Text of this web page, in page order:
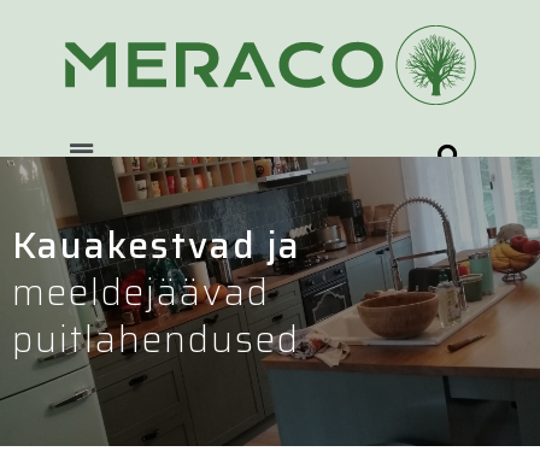
Kauakestvad ja
meeldejäävad
puitlahendused